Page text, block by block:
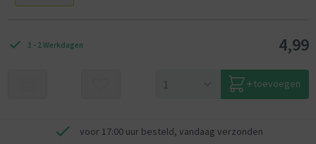
1 - 2 Werkdagen 4,99
toevoegen
voor 17:00 uur besteld, vandaag verzonden